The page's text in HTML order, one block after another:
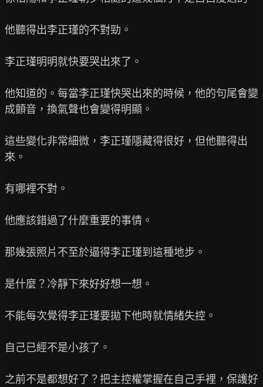
他聽得出李正瑾的不對勁。
李正瑾明明就快要哭出來了。
他知道的。每當李正瑾快哭出來的時候，他的句尾會變
成顫音，換氣聲也會變得明顯。
這些變化非常細微，李正瑾隱藏得很好，但他聽得出
來。
有哪裡不對。
他應該錯過了什麼重要的事情。
那幾張照片不至於逼得李正瑾到這種地步。
是什麼？冷靜下來好好想一想。
不能每次覺得李正瑾要拋下他時就情緒失控。
自己已經不是小孩了。
之前不是都想好了？把主控權掌握在自己手裡，保護好